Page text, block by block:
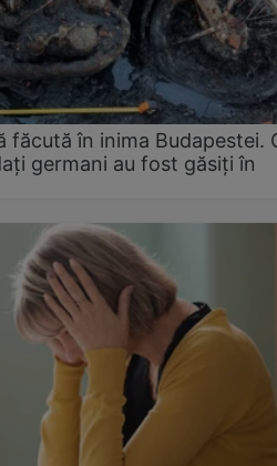
făcută în inima Budapestei.
germani au fost găsiți în